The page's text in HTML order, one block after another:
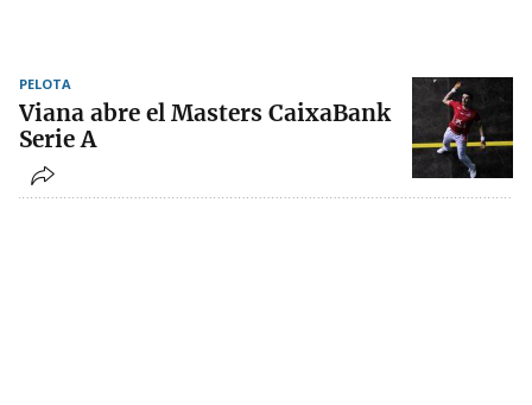
PELOTA
Viana abre el Masters CaixaBank
Serie A